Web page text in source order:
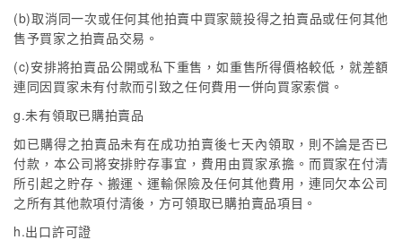
(b)取消同一次或任何其他拍賣中買家競投得之拍賣品或任何其他
售予買家之拍賣品交易。
(c)安排將拍賣品公開或私下重售，如重售所得價格較低，就差額
連同因買家未有付款而引致之任何費用一併向買家索償。
g.未有領取已購拍賣品
如已購得之拍賣品未有在成功拍賣後七天內領取，則不論是否已
付款，本公司將安排貯存事宜，費用由買家承擔。而買家在付清
所引起之貯存、搬運、運輸保險及任何其他費用，連同欠本公司
之所有其他款項付清後，方可領取已購拍賣品項目。
h.出口許可證